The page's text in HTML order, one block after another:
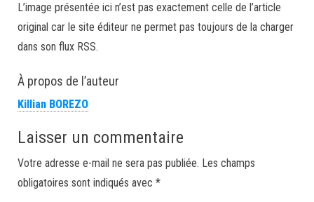
L’image présentée ici n’est pas exactement celle de l’article
original car le site éditeur ne permet pas toujours de la charger
dans son flux RSS.
À propos de l’auteur
Killian BOREZO
Laisser un commentaire
Votre adresse e-mail ne sera pas publiée. Les champs
obligatoires sont indiqués avec *